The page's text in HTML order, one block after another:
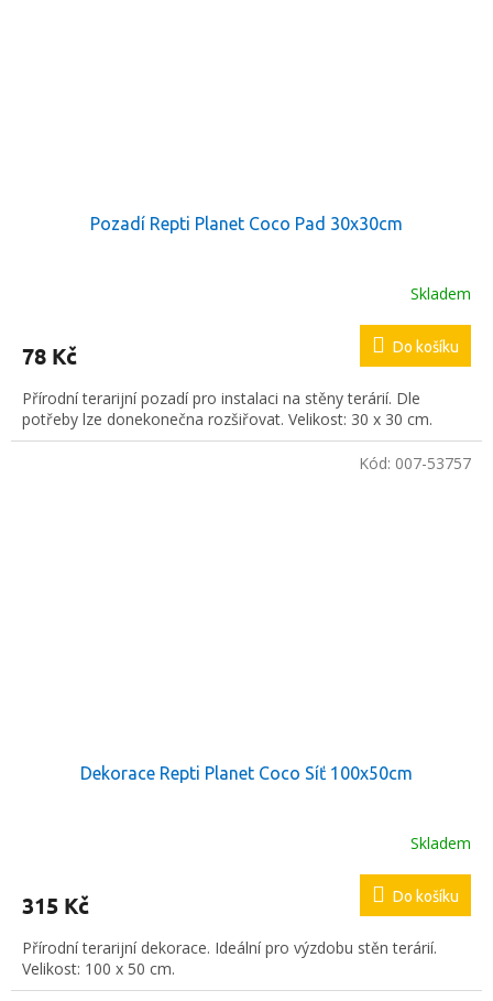
Pozadí Repti Planet Coco Pad 30x30cm
Skladem
78 Kč Do košíku
Přírodní terarijní pozadí pro instalaci na stěny terárií. Dle
potřeby lze donekonečna rozšiřovat. Velikost: 30 x 30 cm.
Dekorace Repti Planet Coco Síť 100x50cm
Skladem
315 Kč Do košíku
Přírodní terarijní dekorace. Ideální pro výzdobu stěn terárií.
Velikost: 100 x 50 cm.
Kód: 007-53757